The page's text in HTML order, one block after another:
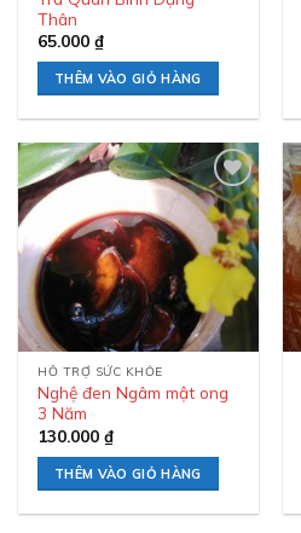
Thân
65.000₫
THÊM VÀO GIỎ HÀNG
Add to
wishlist
HỖ TRỢ SỨC KHỎE
Nghệ đen Ngâm mật ong
3 Năm
130.000₫
THÊM VÀO GIỎ HÀNG